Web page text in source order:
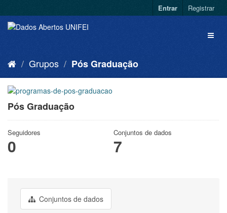
Entrar Registrar
Grupos Pós Graduação
Pós Graduação
Seguidores
0
Conjuntos de dados
7
Conjuntos de dados